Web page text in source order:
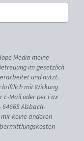
Media meine
im gesetzlich
und nutzt.
mit Wirkung
E-Mail oder per Fax
64665 Alsbach-
keine anderen